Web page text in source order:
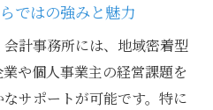
ではの強みと魅力
計事務所には、地域密着型
や個人事業主の経営課題を
サポートが可能です。特に